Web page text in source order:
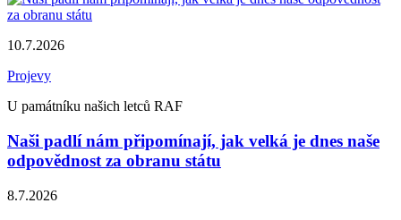
10.7.2026
Projevy
U památníku našich letců RAF
Naši padlí nám připomínají, jak velká je dnes naše
odpovědnost za obranu státu
8.7.2026